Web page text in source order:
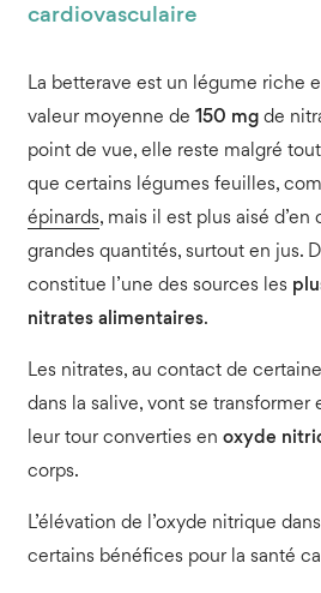
cardiovasculaire
La betterave est un légume riche
valeur moyenne de 150 mgde
point de vue, elle reste malgré
que certains légumes feuilles,
épinards, mais il est plus aisé d’en
grandes quantités, surtout en jus.
constitue l’une des sources les
nitrates alimentaires.
Les nitrates, au contact de
dans la salive, vont se transformer
leur tour converties en oxyde
corps.
L’élévation de l’oxyde nitrique
certains bénéfices pour la santé